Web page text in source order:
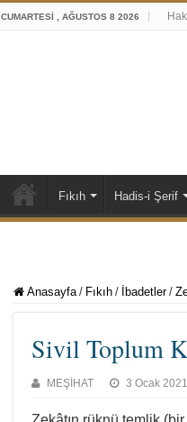
CUMARTESI , AĞUSTOS 8 2026
Fıkıh Hadis-i Şerif
Anasayfa / Fıkıh / İbadetler /
Sivil Toplum
MEŞİHAT 3 Ocak 2021